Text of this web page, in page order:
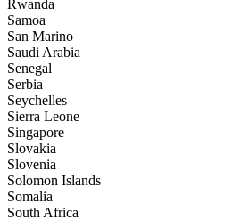
Rwanda
Samoa
San Marino
Saudi Arabia
Senegal
Serbia
Seychelles
Sierra Leone
Singapore
Slovakia
Slovenia
Solomon Islands
Somalia
South Africa